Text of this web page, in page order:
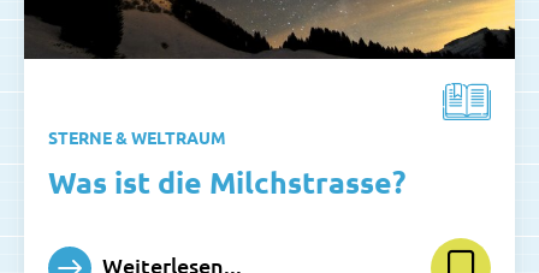
STERNE & WELTRAUM
Was ist die Milchstrasse?
Weiterlesen...